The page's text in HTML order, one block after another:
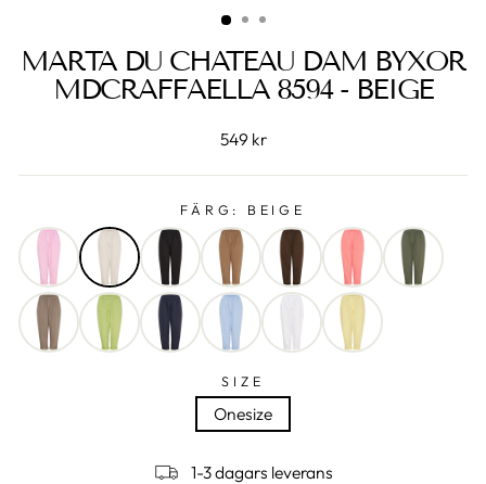
MARTA DU CHATEAU DAM BYXOR
MDCRAFFAELLA 8594 - BEIGE
549 kr
FÄRG: BEIGE
SIZE
Onesize
1-3 dagars leverans